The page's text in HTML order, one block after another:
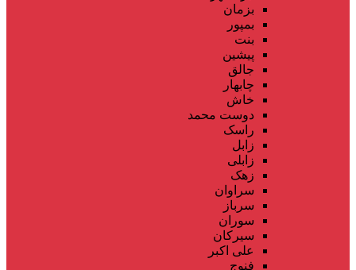
بزمان
بمپور
بنت
پیشین
جالق
چابهار
خاش
دوست محمد
راسک
زابل
زابلی
زهک
سراوان
سرباز
سوران
سیرکان
علی اکبر
فنوج